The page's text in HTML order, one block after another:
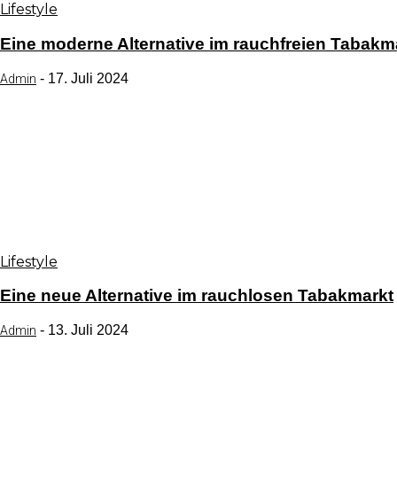
Lifestyle
Eine moderne Alternative im rauchfreien
Admin - 17. Juli 2024
Lifestyle
Eine neue Alternative im rauchlosen Tabakmarkt
Admin - 13. Juli 2024